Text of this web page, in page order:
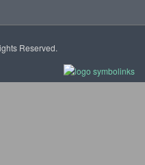
Reserved.